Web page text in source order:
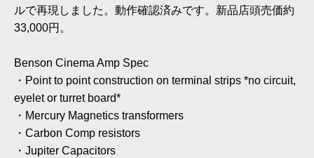
ルで再現しました。動作確認済みです。新品店頭売価約
33,000円。
Benson Cinema Amp Spec
・Point to point construction on terminal strips *no circuit,
eyelet or turret board*
・Mercury Magnetics transformers
・Carbon Comp resistors
・Jupiter Capacitors